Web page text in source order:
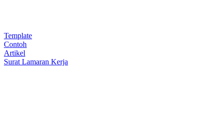
Template
Contoh
Artikel
Surat Lamaran Kerja